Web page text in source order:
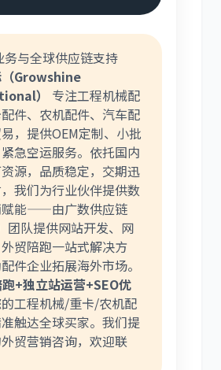
务与全球供应链支持
（Growshine
）
专注工程机械配
件、农机配件、汽车配
，提供OEM定制、小批
急空运服务。依托国内
源，品质稳定，交期迅
我们为行业伙伴提供数
赋能——由广数供应链
）团队提供网站开发、网
贸陪跑一站式解决方
件企业拓展海外市场。
+独立站运营+SEO优
工程机械/重卡/农机配
触达全球买家。我们提
贸营销咨询，欢迎联